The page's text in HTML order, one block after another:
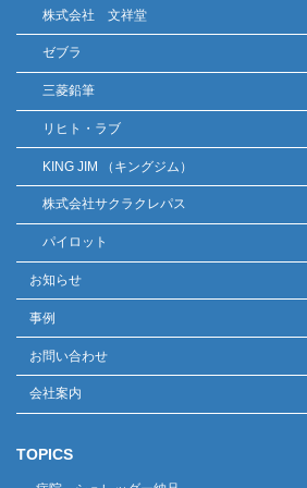
株式会社 文祥堂
ゼブラ
三菱鉛筆
リヒト・ラブ
KING JIM （キングジム）
株式会社サクラクレパス
パイロット
お知らせ
事例
お問い合わせ
会社案内
TOPICS